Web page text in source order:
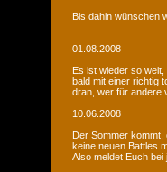
Bis dahin wünschen
01.08.2008
Es ist wieder so weit,
bald mit einer richtig
dran, wer für andere
10.06.2008
Der Sommer kommt,
keine neuen Battles
Also meldet Euch